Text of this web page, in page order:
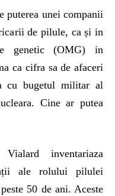
puterea unei companii
de pilule, ca și in
genetic (OMG) in
ca cifra sa de afaceri
cu bugetul militar al
Cine ar putea
inventariaza
ale rolului pilulei
50 de ani. Aceste